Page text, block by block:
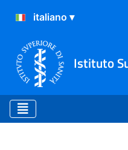
Istituto